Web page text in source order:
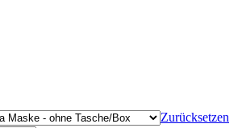
Zurücksetzen